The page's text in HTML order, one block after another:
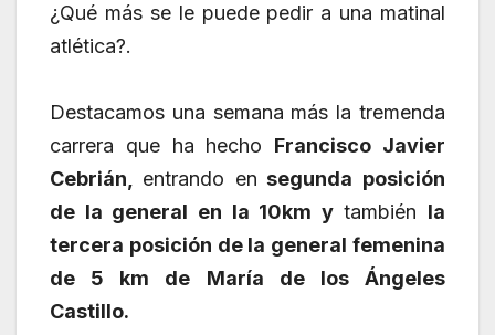
¿Qué más se le puede pedir a una matinal
atlética?.
Destacamos una semana más la tremenda
carrera que ha hecho Francisco Javier
Cebrián, entrando en segunda posición
de la general en la 10km ytambién la
tercera posición de la general femenina
de 5 km de María de los Ángeles
Castillo.